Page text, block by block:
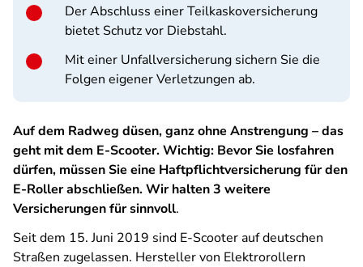
Der Abschluss einer Teilkaskoversicherung
bietet Schutz vor Diebstahl.
Mit einer Unfallversicherung sichern Sie die
Folgen eigener Verletzungen ab.
Auf dem Radweg düsen, ganz ohne Anstrengung – das
geht mit dem E-Scooter. Wichtig: Bevor Sie losfahren
dürfen, müssen Sie eine Haftpflichtversicherung für den
E-Roller abschließen. Wir halten 3 weitere
Versicherungen für sinnvoll.
Seit dem 15. Juni 2019 sind E-Scooter auf deutschen
Straßen zugelassen. Hersteller von Elektrorollern